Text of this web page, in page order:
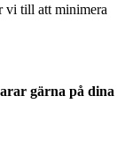
vi till att minimera
gärna på dina